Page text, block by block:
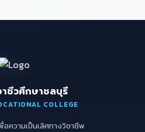
ชีวศึกษาชลบุรี
COLLEGE
ความเป็นเลิศทางวิชาชีพ